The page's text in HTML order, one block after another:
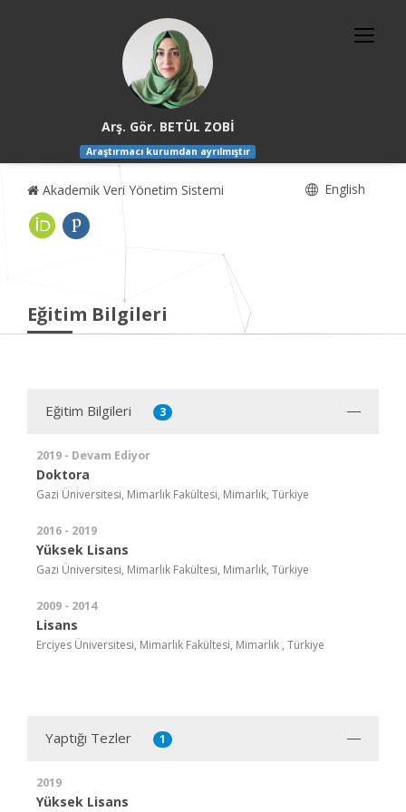
Arş. Gör. BETÜL ZOBİ
Araştırmacı kurumdan ayrılmıştır
Akademik Veri Yönetim Sistemi English
Eğitim Bilgileri
Eğitim Bilgileri 3
2019 - Devam Ediyor
Doktora
Gazi Üniversitesi, Mimarlık Fakültesi, Mimarlık, Türkiye
2016 - 2019
Yüksek Lisans
Gazi Üniversitesi, Mimarlık Fakültesi, Mimarlık, Türkiye
2009 - 2014
Lisans
Erciyes Üniversitesi, Mimarlık Fakültesi, Mimarlık , Türkiye
Yaptığı Tezler 1
2019
Yüksek Lisans